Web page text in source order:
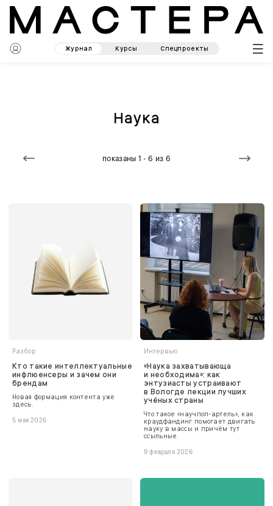
Журнал Курсы Спецпроекты
Наука
показаны 1 - 6 из 6
Разбор
Кто такие интеллектуальные
инфлюенсеры и зачем они
брендам
Новая формация контента уже
здесь.
5 мая 2026
Интервью
«Наука захватывающа
и необходима»: как
энтузиасты устраивают
в Вологде лекции лучших
учёных страны
Что такое «научпоп-артель», как
краудфандинг помогает двигать
науку в массы и причём тут
ссыльные.
9 февраля 2026